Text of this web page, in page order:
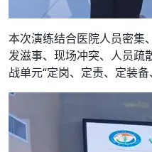
本次演练结合医院人员密集
发滋事、现场冲突、人员疏
战单元“定岗、定责、定装备